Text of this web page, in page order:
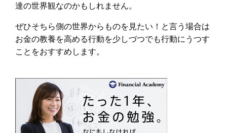
達の世界観なのかもしれません。
ぜひそちら側の世界からものを見たい！と言う場合は
お金の教養を高める行動を少しづつでも行動にうつす
ことをおすすめします。